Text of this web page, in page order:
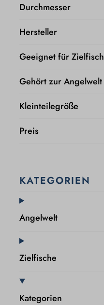
Durchmesser
Hersteller
Geeignet für Zielfisch
Gehört zur Angelwelt
Kleinteilegröße
Preis
KATEGORIEN
Angelwelt
Zielfische
Kategorien